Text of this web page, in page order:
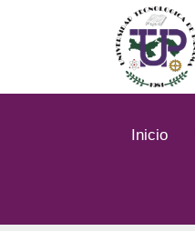
Inicio